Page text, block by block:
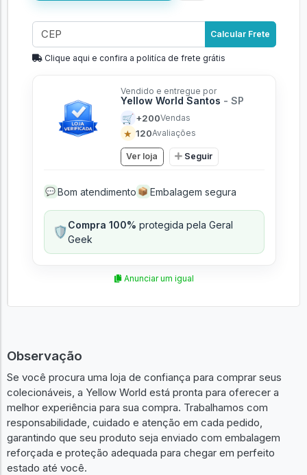
Calcular Frete
Clique aqui e confira a politíca de frete grátis
Vendido e entregue por
Yellow World Santos - SP
🛒 +200Vendas
★ 120Avaliações
Ver loja Seguir
💬 Bom atendimento 📦 Embalagem segura
🛡️Compra 100% protegida pela Geral
Geek
Anunciar um igual
Observação
Se você procura uma loja de confiança para comprar seus
colecionáveis, a Yellow World está pronta para oferecer a
melhor experiência para sua compra. Trabalhamos com
responsabilidade, cuidado e atenção em cada pedido,
garantindo que seu produto seja enviado com embalagem
reforçada e proteção adequada para chegar em perfeito
estado até você.